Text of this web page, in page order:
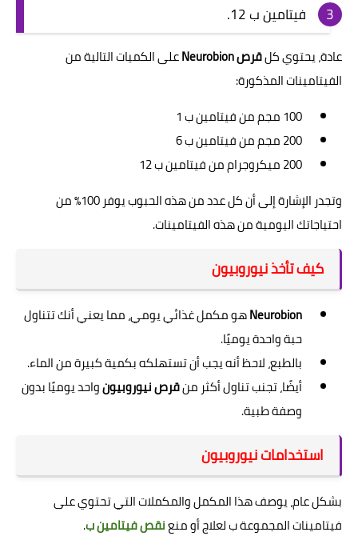
فيتامين ب 12.
عادة، يحتوي كلقرص Neurobion
على الكميات التالية من
الفيتامينات المذكورة:
100 مجم من فيتامين ب 1
200 مجم من فيتامين ب 6
200 ميكروجرام من فيتامين ب 12
وتجدر الإشارة إلى أن كل عدد من هذه الحبوب يوفر 100٪ من
احتياجاتك اليومية من هذه الفيتامينات.
كيف تأخذ نيوروبيون
Neurobionهو مكمل غذائي يومي، مما يعني أنك تتناول
حبة واحدة يوميًا.
بالطبع، لاحظ أنه يجب أن تستهلكه بكمية كبيرة من الماء.
أيضًا، تجنب تناول أكثر منقرص نيوروبيونواحد يوميًا بدون
وصفة طبية.
استخدامات نيوروبيون
بشكل عام، يوصف هذا المكمل والمكملات التي تحتوي على
فيتامينات المجموعة ب لعلاج أو منعنقص فيتامين ب.